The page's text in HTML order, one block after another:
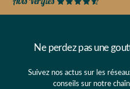
Ne perdez pas une
Suivez nos actus sur les
conseils sur notre